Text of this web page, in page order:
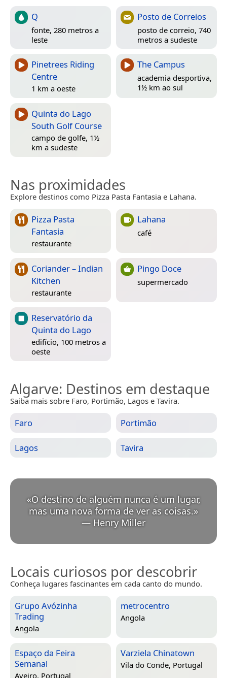
Q
fonte, 280 metros a
leste
Posto de Correios
posto de correio, 740
metros a sudeste
Pinetrees Riding
Centre
1 km a oeste
The Campus
academia desportiva,
1½ km ao sul
Quinta do Lago
South Golf Course
campo de golfe, 1½
km a sudeste
Nas proximidades
Explore destinos como Pizza Pasta Fantasia e Lahana.
Pizza Pasta
Fantasia
restaurante
Lahana
café
Coriander – Indian
Kitchen
restaurante
Pingo Doce
supermercado
Reservatório da
Quinta do Lago
edifício, 100 metros a
oeste
Algarve: Destinos em destaque
Saiba mais sobre Faro, Portimão, Lagos e Tavira.
Faro Portimão
Lagos Tavira
«O destino de alguém nunca é um lugar,
mas uma nova forma de ver as coisas.
— Henry Miller
Locais curiosos por descobrir
Conheça lugares fascinantes em cada canto do mundo.
Grupo Avózinha
Trading
Angola
metrocentro
Angola
Espaço da Feira
Semanal
Aveiro, Portugal
Varziela Chinatown
Vila do Conde, Portugal